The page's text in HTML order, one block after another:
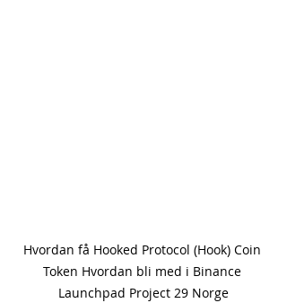
Hvordan få Hooked Protocol (Hook) Coin
Token Hvordan bli med i Binance
Launchpad Project 29 Norge